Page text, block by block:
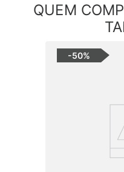
QUEM
-50%